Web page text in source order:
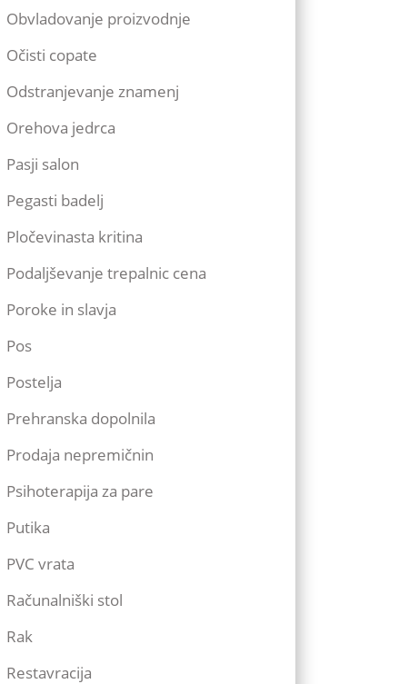
Obvladovanje proizvodnje
Očisti copate
Odstranjevanje znamenj
Orehova jedrca
Pasji salon
Pegasti badelj
Pločevinasta kritina
Podaljševanje trepalnic cena
Poroke in slavja
Pos
Postelja
Prehranska dopolnila
Prodaja nepremičnin
Psihoterapija za pare
Putika
PVC vrata
Računalniški stol
Rak
Restavracija